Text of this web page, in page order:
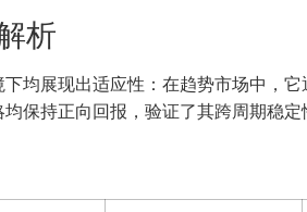
析
均展现出适应性：在趋势市场中，
保持正向回报，验证了其跨周期稳定